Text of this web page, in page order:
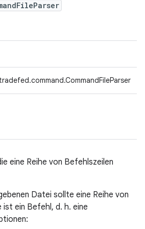
eine Reihe von Befehlszeilen
Datei sollte eine Reihe von
ist ein Befehl, d. h. eine